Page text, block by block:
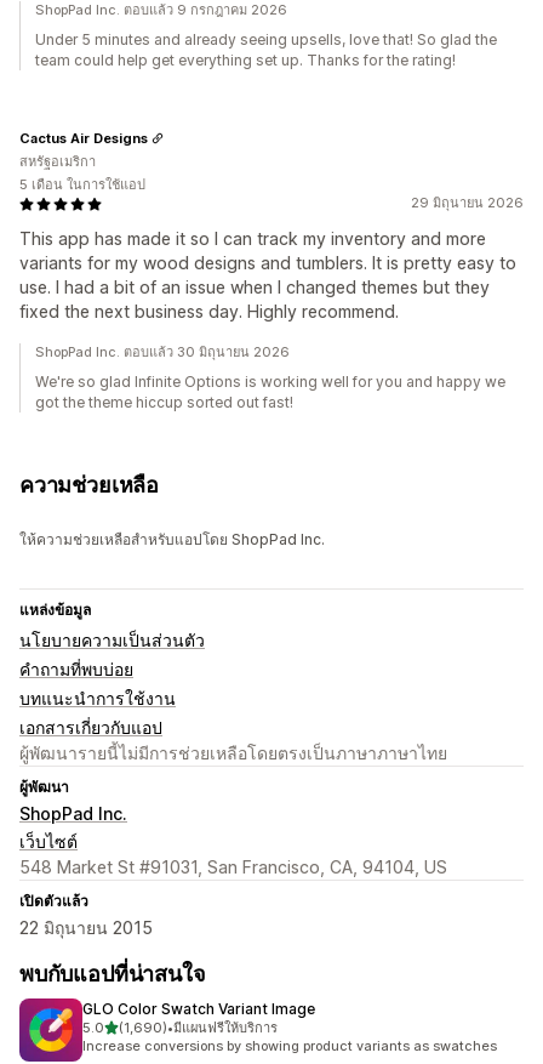
ShopPad Inc. ตอบแล้ว 9 กรกฎาคม 2026
Under 5 minutes and already seeing upsells, love that! So glad the
team could help get everything set up. Thanks for the rating!
29 มิถุนายน 2026
This app has made it so I can track my inventory and more
variants for my wood designs and tumblers. It is pretty easy to
use. I had a bit of an issue when I changed themes but they
fixed the next business day. Highly recommend.
Cactus Air Designs
สหรัฐอเมริกา
5 เดือน ในการใช้แอป
ShopPad Inc. ตอบแล้ว 30 มิถุนายน 2026
We're so glad Infinite Options is working well for you and happy we
got the theme hiccup sorted out fast!
ความช่วยเหลือ
ให้ความช่วยเหลือสำหรับแอปโดย ShopPad Inc.
แหล่งข้อมูล
นโยบายความเป็นส่วนตัว
คำถามที่พบบ่อย
บทแนะนำการใช้งาน
เอกสารเกี่ยวกับแอป
ผู้พัฒนารายนี้ไม่มีการช่วยเหลือโดยตรงเป็นภาษาภาษาไทย
ผู้พัฒนา
ShopPad Inc.
เว็บไซต์
548 Market St #91031, San Francisco, CA, 94104, US
เปิดตัวแล้ว
22 มิถุนายน 2015
พบกับแอปที่น่าสนใจ
GLO Color Swatch Variant Image
5.0เต็ม 5 ดาว
(1,690)
ทั้งหมด 1690 รีวิว
•มีแผนฟรีให้บริการ
Increase conversions by showing product variants as swatches